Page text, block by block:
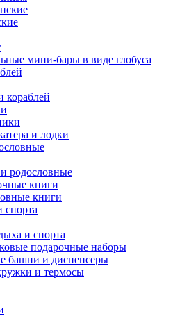
мини-бары в виде глобуса
кораблей
и лодки
родословные
книги
книги
спорта
и спорта
подарочные наборы
башни и диспенсеры
и термосы